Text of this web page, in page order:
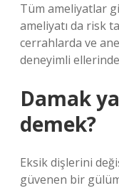
Tüm ameliyatlar
ameliyatı da risk
cerrahlarda ve
deneyimli
Damak
demek?
Eksik dişlerini
güvenen bir